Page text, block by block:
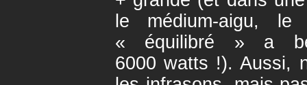
le médium-aigu,
« équilibré » a
6000 watts !). Aussi,